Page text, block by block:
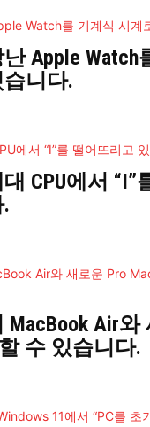
Apple Watch
니다.
CPU에서 “I”
MacBook Air와
수 있습니다.